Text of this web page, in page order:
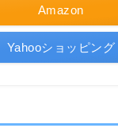
Amazon
Yahooショッピング